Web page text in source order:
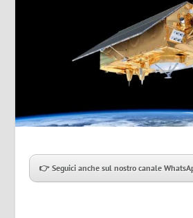
👉 Seguici anche sul nostro canale